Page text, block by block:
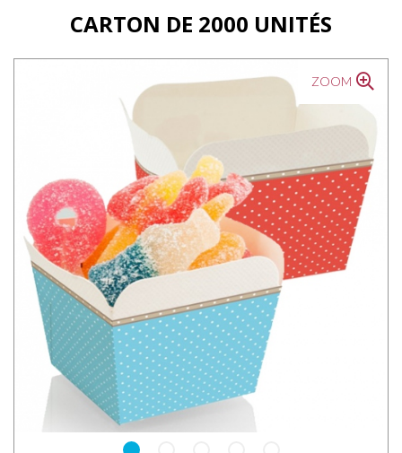
CARTON DE 2000 UNITÉS
ZOOM